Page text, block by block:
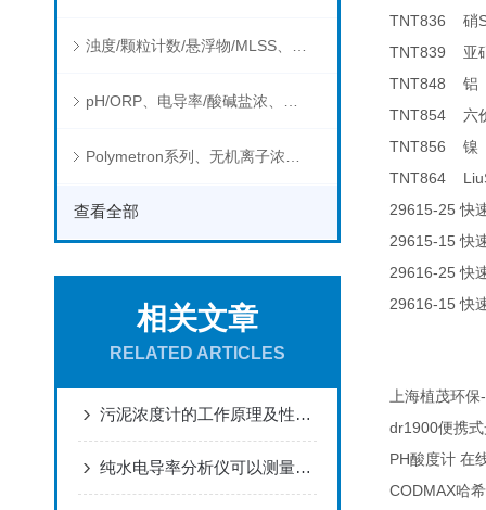
查看全部
相关文章
RELATED ARTICLES
污泥浓度计的工作原理及性能特点
纯水电导率分析仪可以测量哪些物质的电导率？
TNT836 硝
TNT839 亚
TNT848 铝
TNT854 六
TNT856 镍
TNT864
29615-25快
29615-15快
29616-25快
29616-15快
上海植茂环保-
dr1900便携
PH酸度计 在
CODMAX哈